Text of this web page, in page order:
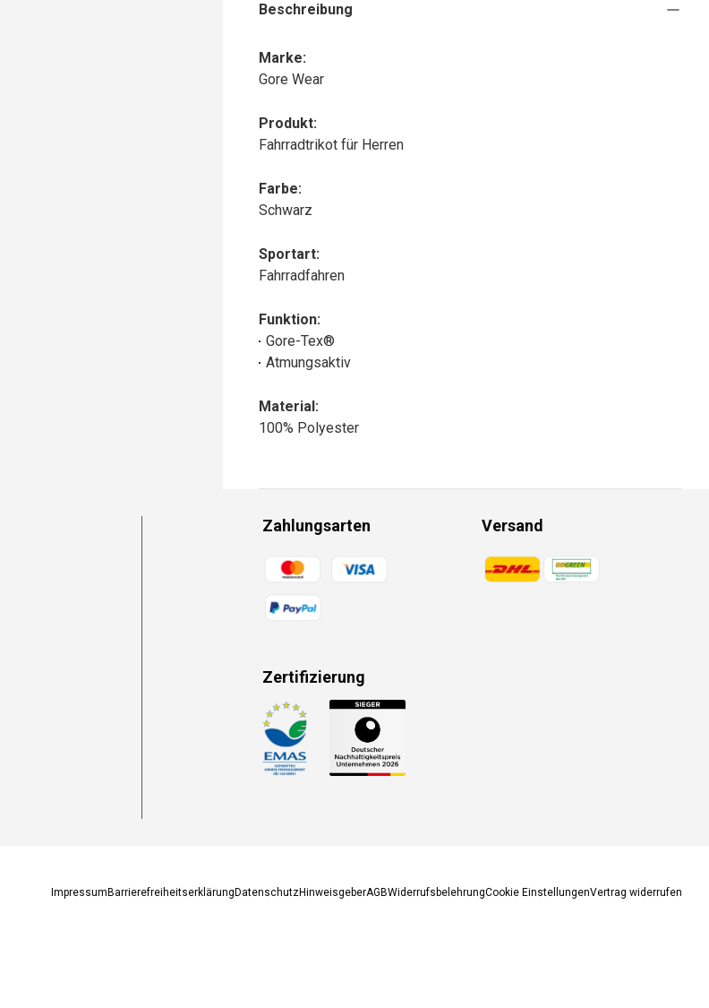
Beschreibung
Marke:
Gore Wear
Produkt:
Fahrradtrikot für Herren
Farbe:
Schwarz
Sportart:
Fahrradfahren
Funktion:
Gore-Tex®
Atmungsaktiv
Material:
100% Polyester
Zahlungsarten
Zahlungsmethoden
Versand
Zahlungsmethoden
Zertifizierung
Zahlungsmethoden
Impressum Barrierefreiheitserklärung DatenschutzHinweisgeberAGBWiderrufsbelehrungCookie EinstellungenVertrag widerrufen